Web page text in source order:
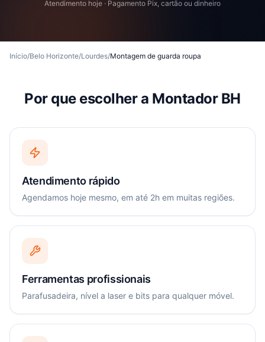
Atendimento hoje · Pagamento Pix, cartão ou dinheiro
Início/Belo Horizonte/Lourdes/Montagem de guarda roupa
Por que escolher a Montador BH
Atendimento rápido
Agendamos hoje mesmo, em até 2h em muitas regiões.
Ferramentas profissionais
Parafusadeira, nível a laser e bits para qualquer móvel.